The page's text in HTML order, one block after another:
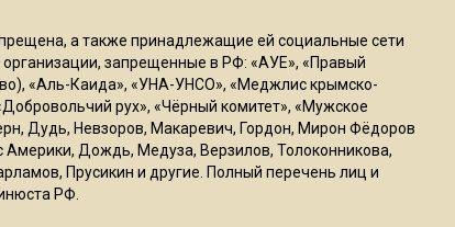
22:07
Резкое похолодание с
грозами придет в
Подмосковье 21 июля
а также принадлежащие ей социальные сети
организации, запрещенные в РФ: «АУЕ», «Правый
«Аль-Каида», «УНА-УНСО», «Меджлис крымско-
рух», «Чёрный комитет», «Мужское
Дудь, Невзоров, Макаревич, Гордон, Мирон Фёдоров
Дождь, Медуза, Верзилов, Толоконникова,
Прусикин и другие. Полный перечень лиц и
РФ.